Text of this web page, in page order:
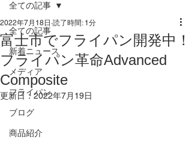
全ての記事
新着ニュース
メディア
フライパン
ブログ
商品紹介
全ての記事
富士市でフライパン開発中！
フライパン革命Advanced
Composite
2022年7月18日 読了時間: 1分
更新日： 2022年7月19日